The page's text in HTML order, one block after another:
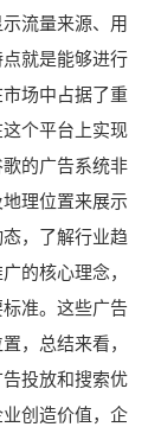
流量来源、用
就是能够进行
场中占据了重
个平台上实现
的广告系统非
理位置来展示
，了解行业趋
的核心理念，
准。这些广告
，总结来看，
投放和搜索优
创造价值，企